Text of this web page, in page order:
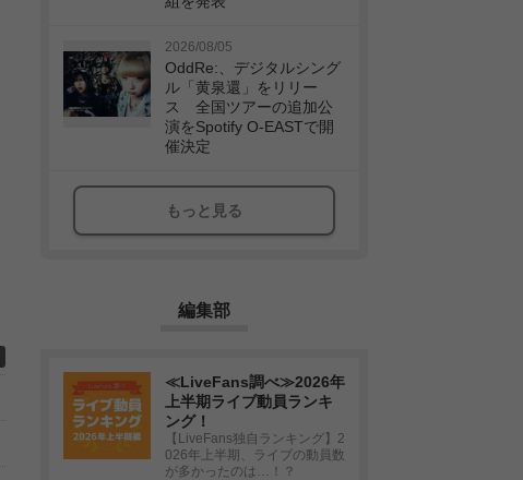
2026/08/05
OddRe:、デジタルシング
ル「黄泉還」をリリー
ス 全国ツアーの追加公
演をSpotify O-EASTで開
催決定
もっと見る
編集部
≪LiveFans調べ≫2026年
上半期ライブ動員ランキ
ング！
【LiveFans独自ランキング】2
026年上半期、ライブの動員数
が多かったのは…！？